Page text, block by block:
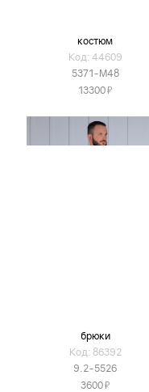
костюм
Код: 44609
5371-М48
13300Я
брюки
Код: 86392
9.2-5526
3600Я